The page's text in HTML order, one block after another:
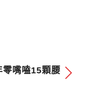
零嘴嗑15顆腰